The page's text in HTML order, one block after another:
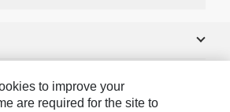
to improve your
are required for the site to